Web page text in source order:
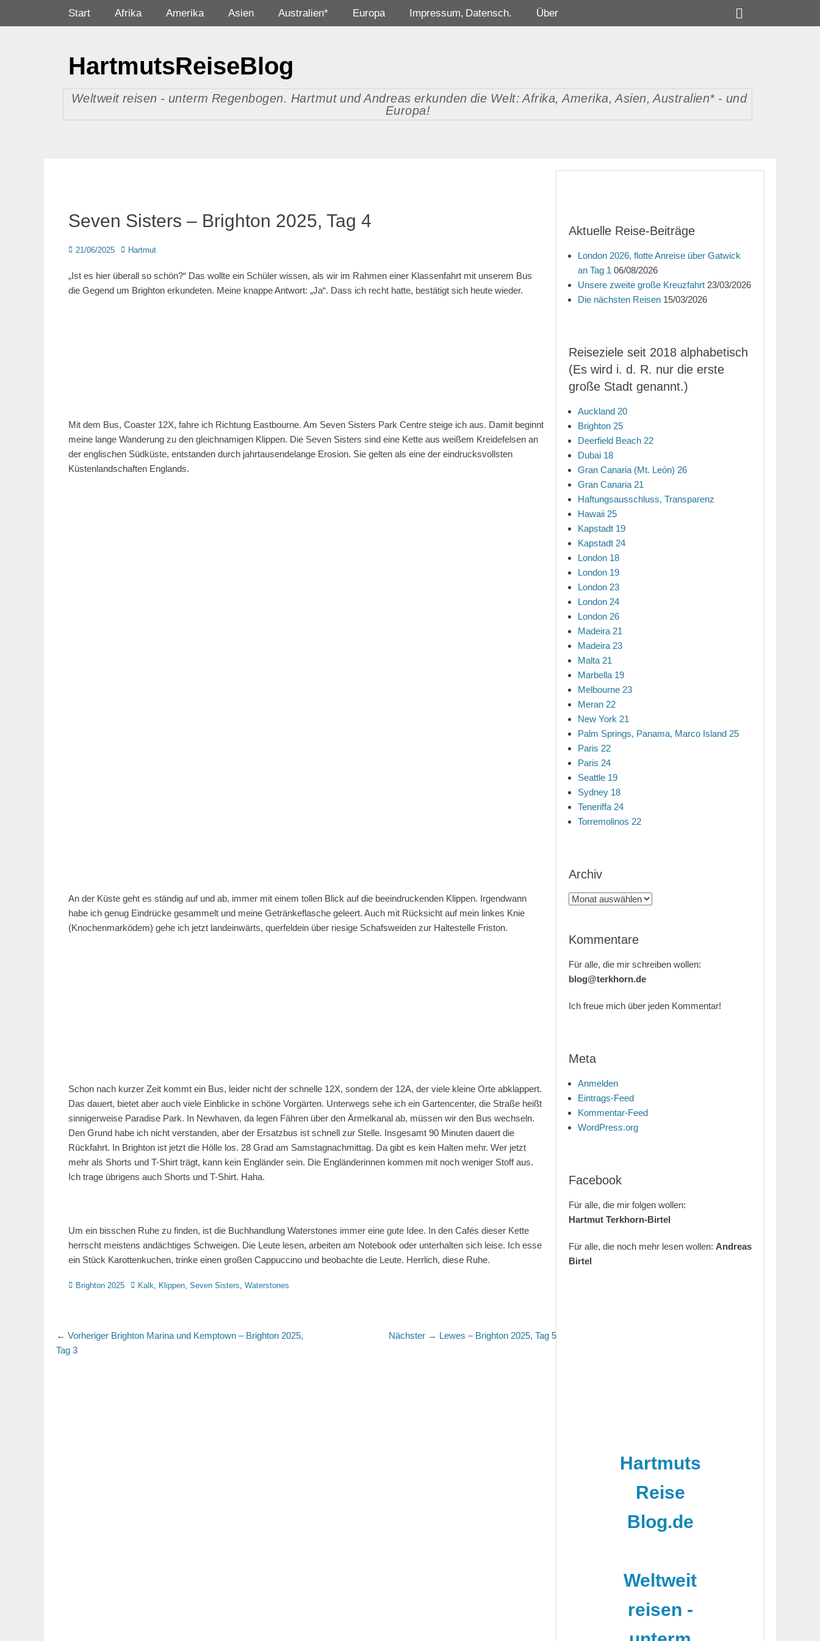
HartmutsReiseBlog
Weltweit reisen - unterm Regenbogen. Hartmut und Andreas erkunden die Welt: Afrika, Amerika, Asien, Australien* - und
Europa!
Primäres Menü
Inhalt
Start Afrika Amerika Asien Australien* Europa Impressum, Datensch. Über
Seven Sisters – Brighton 2025, Tag 4
Posted
21/06/2025 AutorHartmut
„Ist es hier überall so schön?“ Das wollte ein Schüler wissen, als wir im Rahmen einer Klassenfahrt mit unserem Bus
die Gegend um Brighton erkundeten. Meine knappe Antwort: „Ja“. Dass ich recht hatte, bestätigt sich heute wieder.
Mit dem Bus, Coaster 12X, fahre ich Richtung Eastbourne. Am Seven Sisters Park Centre steige ich aus. Damit beginnt
meine lange Wanderung zu den gleichnamigen Klippen. Die Seven Sisters sind eine Kette aus weißem Kreidefelsen an
der englischen Südküste, entstanden durch jahrtausendelange Erosion. Sie gelten als eine der eindrucksvollsten
Küstenlandschaften Englands.
An der Küste geht es ständig auf und ab, immer mit einem tollen Blick auf die beeindruckenden Klippen. Irgendwann
habe ich genug Eindrücke gesammelt und meine Getränkeflasche geleert. Auch mit Rücksicht auf mein linkes Knie
(Knochenmarködem) gehe ich jetzt landeinwärts, querfeldein über riesige Schafsweiden zur Haltestelle Friston.
Schon nach kurzer Zeit kommt ein Bus, leider nicht der schnelle 12X, sondern der 12A, der viele kleine Orte abklappert.
Das dauert, bietet aber auch viele Einblicke in schöne Vorgärten. Unterwegs sehe ich ein Gartencenter, die Straße heißt
sinnigerweise Paradise Park. In Newhaven, da legen Fähren über den Ärmelkanal ab, müssen wir den Bus wechseln.
Den Grund habe ich nicht verstanden, aber der Ersatzbus ist schnell zur Stelle. Insgesamt 90 Minuten dauert die
Rückfahrt. In Brighton ist jetzt die Hölle los. 28 Grad am Samstagnachmittag. Da gibt es kein Halten mehr. Wer jetzt
mehr als Shorts und T-Shirt trägt, kann kein Engländer sein. Die Engländerinnen kommen mit noch weniger Stoff aus.
Ich trage übrigens auch Shorts und T-Shirt. Haha.
Um ein bisschen Ruhe zu finden, ist die Buchhandlung Waterstones immer eine gute Idee. In den Cafés dieser Kette
herrscht meistens andächtiges Schweigen. Die Leute lesen, arbeiten am Notebook oder unterhalten sich leise. Ich esse
ein Stück Karottenkuchen, trinke einen großen Cappuccino und beobachte die Leute. Herrlich, diese Ruhe.
Kategorien
Brighton 2025 Schlagworte
Kalk, Klippen, Seven Sisters, Waterstones
Beitragsnavigation
← Vorheriger Vorheriger
Brighton Marina und Kemptown – Brighton 2025,
Tag 3
Nächster → Nächster
Lewes – Brighton 2025, Tag 5
Aktuelle Reise-Beiträge
London 2026, flotte Anreise über Gatwick
an Tag 1 06/08/2026
Unsere zweite große Kreuzfahrt 23/03/2026
Die nächsten Reisen 15/03/2026
Reiseziele seit 2018 alphabetisch
(Es wird i. d. R. nur die erste
große Stadt genannt.)
Auckland 20
Brighton 25
Deerfield Beach 22
Dubai 18
Gran Canaria (Mt. León) 26
Gran Canaria 21
Haftungsausschluss, Transparenz
Hawaii 25
Kapstadt 19
Kapstadt 24
London 18
London 19
London 23
London 24
London 26
Madeira 21
Madeira 23
Malta 21
Marbella 19
Melbourne 23
Meran 22
New York 21
Palm Springs, Panama, Marco Island 25
Paris 22
Paris 24
Seattle 19
Sydney 18
Teneriffa 24
Torremolinos 22
Archiv
Archiv
Kommentare
Für alle, die mir schreiben wollen:
blog@terkhorn.de
Ich freue mich über jeden Kommentar!
Meta
Anmelden
Eintrags-Feed
Kommentar-Feed
WordPress.org
Facebook
Für alle, die mir folgen wollen:
Hartmut Terkhorn-Birtel
Für alle, die noch mehr lesen wollen: Andreas
Birtel
Hartmuts
Reise
Blog.de
Weltweit
reisen -